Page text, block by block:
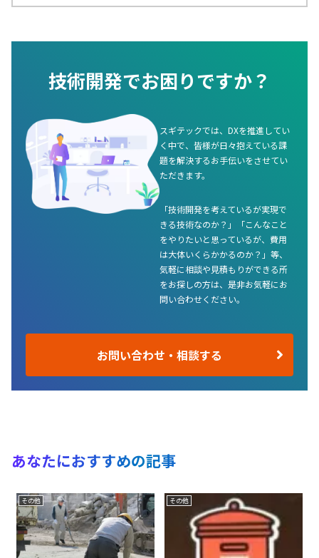
技術開発でお困りですか？
スギテックでは、DXを推進してい
く中で、皆様が日々抱えている課
題を解決するお手伝いをさせてい
ただきます。
「技術開発を考えているが実現で
きる技術なのか？」「こんなこと
をやりたいと思っているが、費用
は大体いくらかかるのか？」等、
気軽に相談や見積もりができる所
をお探しの方は、是非お気軽にお
問い合わせください。
お問い合わせ・相談する
あなたにおすすめの記事
その他 その他